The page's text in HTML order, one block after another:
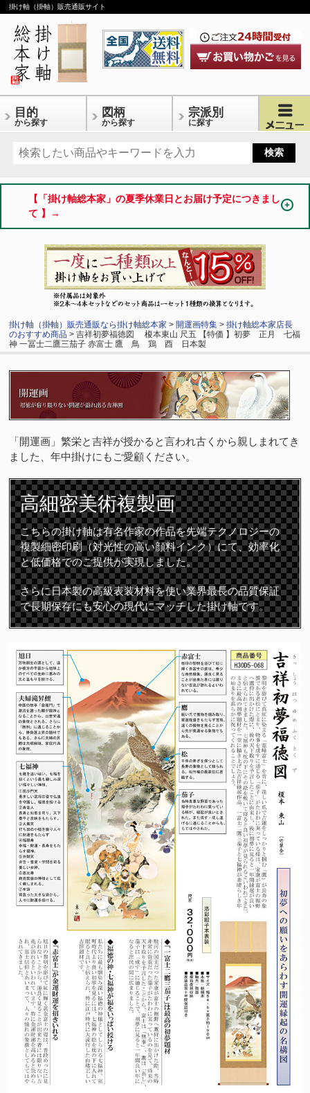
掛け軸（掛軸）販売通販サイト
目的
から探す
図柄
から探す
宗派別
に探す
【「掛け軸総本家」の夏季休業日とお届け予定につきまし
て 】→
掛け軸（掛軸）販売通販なら掛け軸総本家 > 開運画特集 >掛け軸総本家店長
のおすすめ商品 > 吉祥初夢福徳図 榎本東山 尺五 【特価 】初夢 正月 七福
神 一冨士二鷹三茄子 赤富士 鷹 鳥 鶏 酉 日本製
「開運画」繁栄と吉祥が授かると言われ古くから親しまれてき
ました、年中掛けにもご愛顧ください。
高細密美術複製画
こちらの掛け軸は有名作家の作品を先端テクノロジーの
複製細密印刷（対光性の高い顔料インク）にて、効率化
と低価格でのご提供が実現しました。
さらに日本製の高級表装材料を使い業界最長の品質保証
で長期保存にも安心の現代にマッチした掛け軸です。